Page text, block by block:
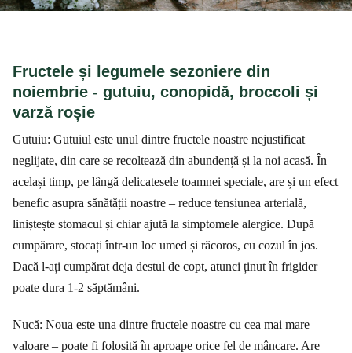
Fructele și legumele sezoniere din
noiembrie - gutuiu, conopidă, broccoli și
varză roșie
Gutuiu: Gutuiul este unul dintre fructele noastre nejustificat
neglijate, din care se recoltează din abundență și la noi acasă. În
același timp, pe lângă delicatesele toamnei speciale, are și un efect
benefic asupra sănătății noastre – reduce tensiunea arterială,
liniștește stomacul și chiar ajută la simptomele alergice. După
cumpărare, stocați într-un loc umed și răcoros, cu cozul în jos.
Dacă l-ați cumpărat deja destul de copt, atunci ținut în frigider
poate dura 1-2 săptămâni.
Nucă: Noua este una dintre fructele noastre cu cea mai mare
valoare – poate fi folosită în aproape orice fel de mâncare. Are